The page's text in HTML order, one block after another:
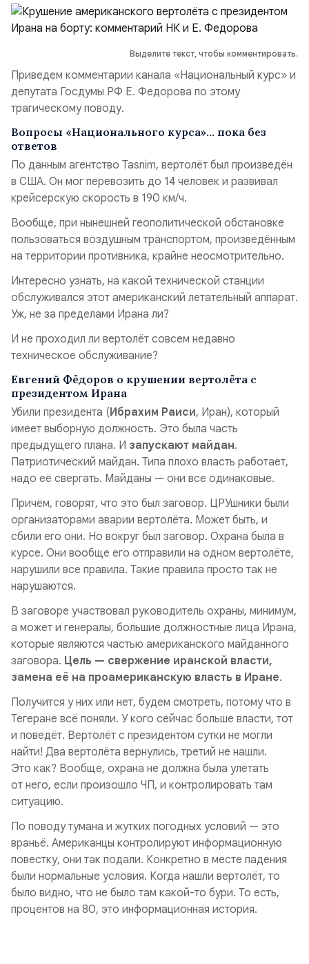
Выделите текст, чтобы комментировать.
Приведем комментарии канала «Национальный курс» и
депутата Госдумы РФ Е. Федорова по этому
трагическому поводу.
Вопросы «Национального курса»… пока без
ответов
По данным агентство Tasnim, вертолёт был произведён
в США. Он мог перевозить до 14 человек и развивал
крейсерскую скорость в 190 км/ч.
Вообще, при нынешней геополитической обстановке
пользоваться воздушным транспортом, произведённым
на территории противника, крайне неосмотрительно.
Интересно узнать, на какой технической станции
обслуживался этот американский летательный аппарат.
Уж, не за пределами Ирана ли?
И не проходил ли вертолёт совсем недавно
техническое обслуживание?
Евгений Фёдоров о крушении вертолёта с
президентом Ирана
Убили президента (Ибрахим Раиси, Иран), который
имеет выборную должность. Это была часть
предыдущего плана. И запускают майдан.
Патриотический майдан. Типа плохо власть работает,
надо её свергать. Майданы — они все одинаковые.
Причём, говорят, что это был заговор. ЦРУшники были
организаторами аварии вертолёта. Может быть, и
сбили его они. Но вокруг был заговор. Охрана была в
курсе. Они вообще его отправили на одном вертолёте,
нарушили все правила. Такие правила просто так не
нарушаются.
В заговоре участвовал руководитель охраны, минимум,
а может и генералы, большие должностные лица Ирана,
которые являются частью американского майданного
заговора. Цель — свержение иранской власти,
замена её на проамериканскую власть в Иране.
Получится у них или нет, будем смотреть, потому что в
Тегеране всё поняли. У кого сейчас больше власти, тот
и поведёт. Вертолёт с президентом сутки не могли
найти! Два вертолёта вернулись, третий не нашли.
Это как? Вообще, охрана не должна была улетать
от него, если произошло ЧП, и контролировать там
ситуацию.
По поводу тумана и жутких погодных условий — это
враньё. Американцы контролируют информационную
повестку, они так подали. Конкретно в месте падения
были нормальные условия. Когда нашли вертолёт, то
было видно, что не было там какой-то бури. То есть,
процентов на 80, это информационная история.